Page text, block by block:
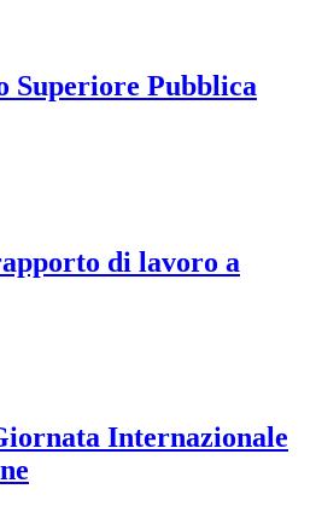
Superiore Pubblica
di lavoro a
Internazionale